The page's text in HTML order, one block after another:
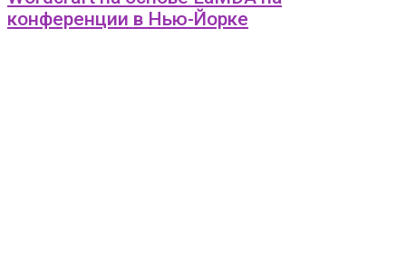
конференции в Нью-Йорке